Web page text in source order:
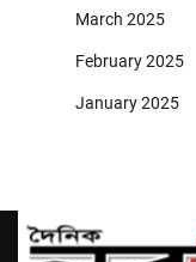
March 2025
February 2025
January 2025